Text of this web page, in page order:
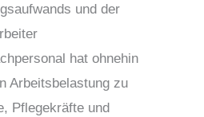
und der
hat ohnehin
Arbeitsbelastung zu
Pflegekräfte und